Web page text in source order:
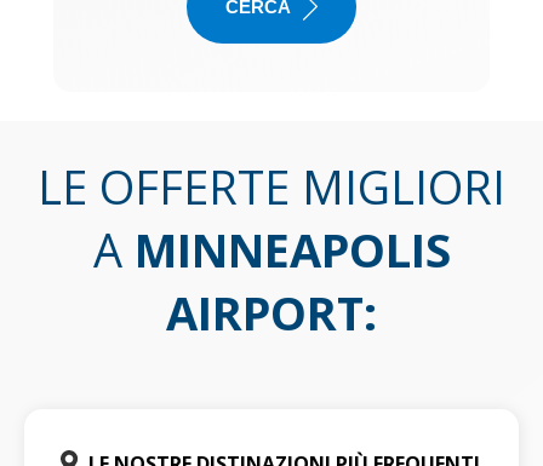
CERCA
LE OFFERTE MIGLIORI
A MINNEAPOLIS
AIRPORT: